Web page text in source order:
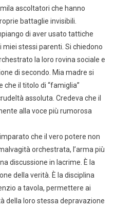
ascoltatori che hanno
battaglie invisibili.
di aver usato tattiche
stessi parenti. Si chiedono
la loro rovina sociale e
di secondo. Mia madre si
che il titolo di “famiglia”
assoluta. Credeva che il
alla voce più rumorosa
che il vero potere non
orchestrata, l’arma più
discussione in lacrime. È la
della verità. È la disciplina
a tavola, permettere ai
della loro stessa depravazione